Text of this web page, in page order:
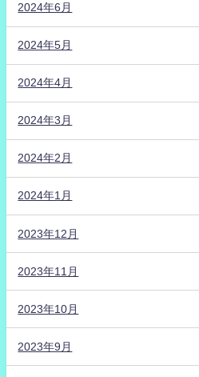
2024年6月
2024年5月
2024年4月
2024年3月
2024年2月
2024年1月
2023年12月
2023年11月
2023年10月
2023年9月